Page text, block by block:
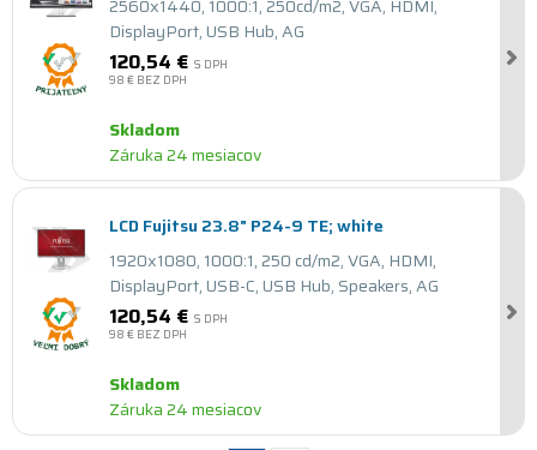
2560x1440, 1000:1, 250cd/m2, VGA, HDMI,
DisplayPort, USB Hub, AG
120,54 € S DPH
98 € BEZ DPH
Skladom
Záruka 24 mesiacov
LCD Fujitsu 23.8" P24-9 TE; white
1920x1080, 1000:1, 250 cd/m2, VGA, HDMI,
DisplayPort, USB-C, USB Hub, Speakers, AG
120,54 € S DPH
98 € BEZ DPH
Skladom
Záruka 24 mesiacov